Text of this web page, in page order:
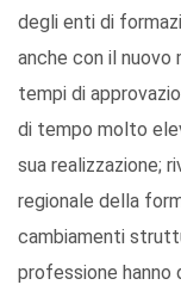
degli enti di
anche con il
tempi di
di tempo molto
sua realizzazione;
regionale della
cambiamenti
professione hanno